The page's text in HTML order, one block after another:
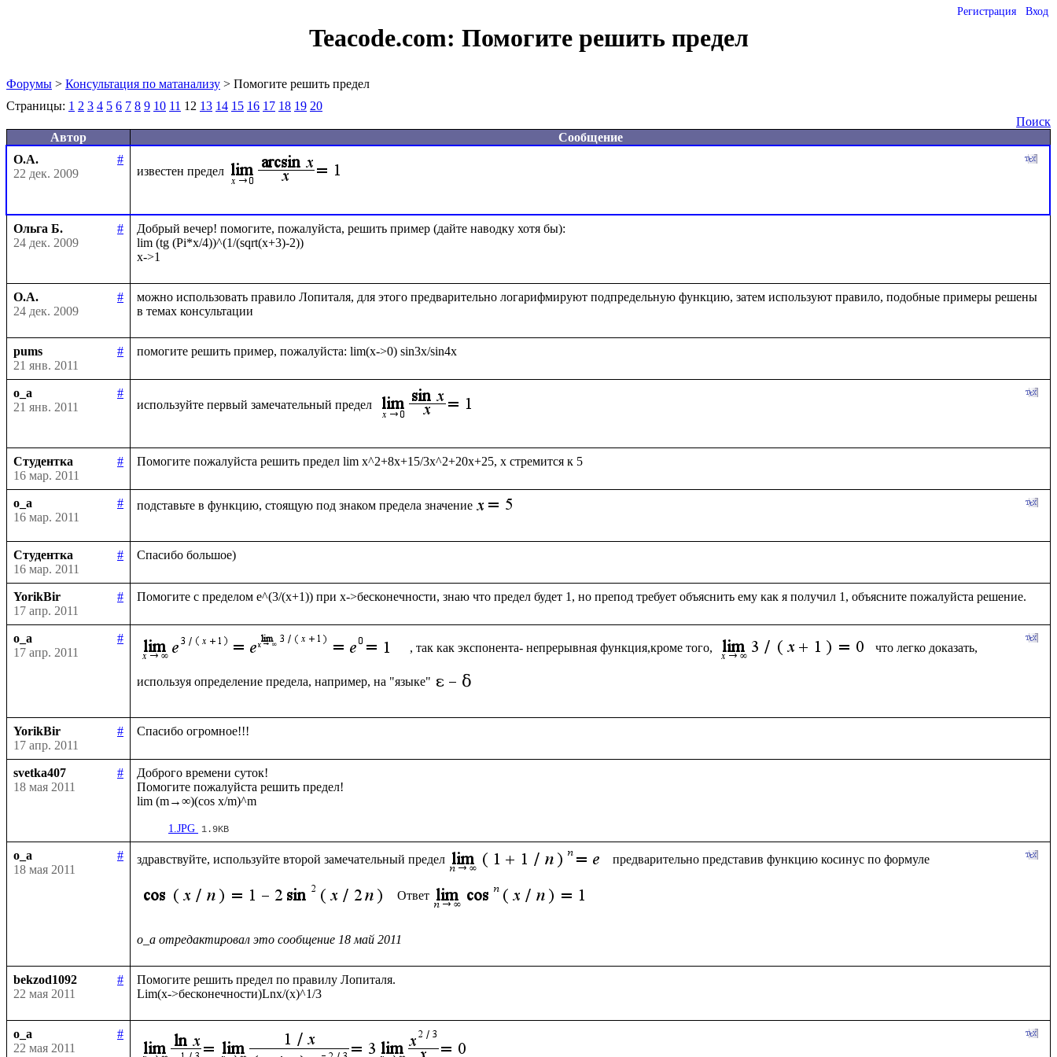
Регистрация Вход
Teacode.com: Помогите решить предел
Форумы > Консультация по матанализу > Помогите решить предел
Страницы: 1 2 3 4 5 6 7 8 9 10 11 12 13 14 15 16 17 18 19 20
Поиск
Автор
Сообщение
О.А.
#
22 дек. 2009
известен предел
Ольга Б.
#
24 дек. 2009
Добрый вечер! помогите, пожалуйста, решить пример (дайте наводку хотя бы):
lim (tg (Pi*x/4))^(1/(sqrt(x+3)-2))
О.А.
#
24 дек. 2009
можно использовать правило Лопиталя, для этого предварительно логарифмируют подпредельную функцию, затем используют правило, подобные примеры решены
pums
#
21 янв. 2011
o_a
#
21 янв. 2011
используйте первый замечательный предел
Студентка
#
16 мар. 2011
o_a
#
16 мар. 2011
подставьте в функцию, стоящую под знаком предела значение
Студентка
#
16 мар. 2011
YorikBir
#
17 апр. 2011
o_a
#
17 апр. 2011
, так как экспонента- непрерывная функция,кроме того, что легко доказать,
используя определение предела, например, на "языке"
YorikBir
#
17 апр. 2011
svetka407
#
18 мая 2011
Доброго времени суток!
Помогите пожалуйста решить предел!
1.JPG 1.9KB
o_a
#
18 мая 2011
здравствуйте, используйте второй замечательный предел предварительно представив функцию косинус по формуле
Ответ
o_a отредактировал это сообщение 18 май 2011
bekzod1092
#
22 мая 2011
Помогите решить предел по правилу Лопиталя.
o_a
#
22 мая 2011